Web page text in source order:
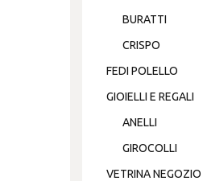
BURATTI
CRISPO
FEDI POLELLO
GIOIELLI E REGALI
ANELLI
GIROCOLLI
VETRINA NEGOZIO